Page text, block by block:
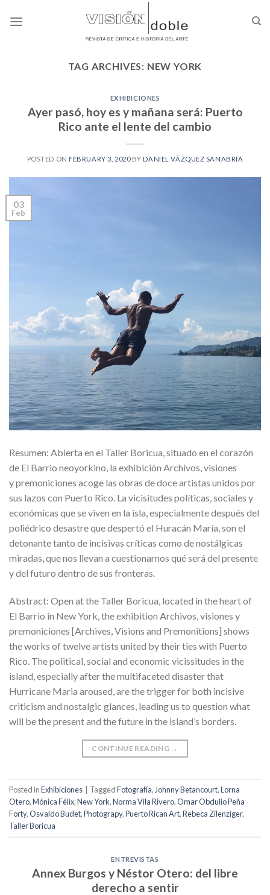
TAG ARCHIVES: NEW YORK
EXHIBICIONES
Ayer pasó, hoy es y mañana será: Puerto
Rico ante el lente del cambio
POSTED ON FEBRUARY 3, 2020BY DANIEL VÁZQUEZ SANABRIA
03
Feb
Resumen: Abierta en el Taller Boricua, situado en el corazón
de El Barrio neoyorkino, la exhibición Archivos, visiones
y premoniciones acoge las obras de doce artistas unidos por
sus lazos con Puerto Rico. La vicisitudes políticas, sociales y
económicas que se viven en la isla, especialmente después del
poliédrico desastre que despertó el Huracán María, son el
detonante tanto de incisivas críticas como de nostálgicas
miradas, que nos llevan a cuestionarnos qué será del presente
y del futuro dentro de sus fronteras.
Abstract: Open at the Taller Boricua, located in the heart of
El Barrio in New York, the exhibition Archivos, visiones y
premoniciones [Archives, Visions and Premonitions] shows
the works of twelve artists united by their ties with Puerto
Rico. The political, social and economic vicissitudes in the
island, especially after the multifaceted disaster that
Hurricane Maria aroused, are the trigger for both incisive
criticism and nostalgic glances, leading us to question what
will be the present and the future in the island’s borders.
CONTINUE READING →
Posted inExhibiciones TaggedFotografía,Johnny Betancourt,Lorna
Otero,Mónica Félix,New York,Norma Vila Rivero,Omar Obdulio Peña
Forty,Osvaldo Budet,Photograpy,Puerto Rican Art,Rebeca Zilenziger,
Taller Boricua
ENTREVISTAS
Annex Burgos y Néstor Otero: del libre
derecho a sentir